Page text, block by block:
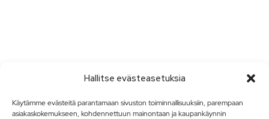
Hallitse evästeasetuksia
Käytämme evästeitä parantamaan sivuston toiminnallisuuksiin, parempaan
asiakaskokemukseen, kohdennettuun mainontaan ja kaupankäynnin